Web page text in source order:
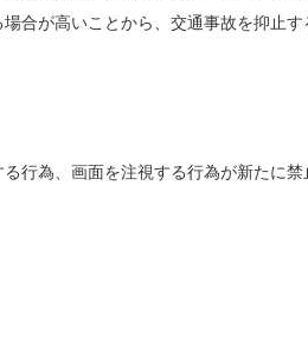
合が高いことから、交通事故を抑止す
行為、画面を注視する行為が新たに禁